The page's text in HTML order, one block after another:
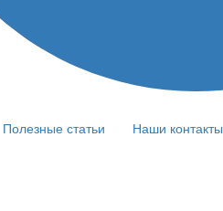
Полезные статьи Наши контакты